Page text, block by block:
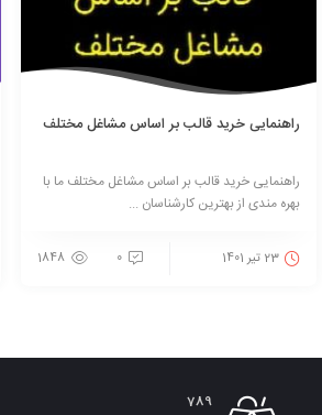
راهنمایی خرید قالب بر اساس مشاغل مختلف
راهنمایی خرید قالب بر اساس مشاغل مختلف ما با
بهره مندی از بهترین کارشناسان ...
23 تیر 1401 0
1848
789